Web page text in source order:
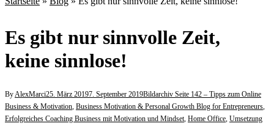
Es gibt nur sinnvolle Zeit,
keine sinnlose!
ByAlexMarci25. März 20197. September 2019Bildarchiv Seite 142 – Tipps zum Online
Business & Motivation, Business Motivation & Personal Growth Blog for Entrepreneurs,
Erfolgreiches Coaching Business mit Motivation und Mindset, Home Office, Umsetzung